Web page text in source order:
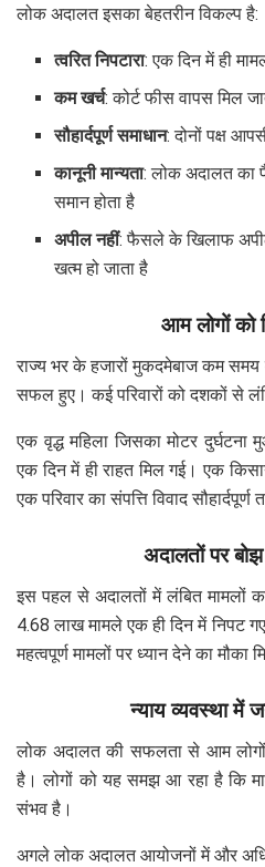
लोक अदालत इसका बेहतरीन विकल्प है:
त्वरित निपटारा: एक दिन में ही
कम खर्च: कोर्ट फीस वापस मिल
सौहार्दपूर्ण समाधान: दोनों पक्ष
कानूनी मान्यता: लोक अदालत का
समान होता है
अपील नहीं: फैसले के खिलाफ अपील
खत्म हो जाता है
आम लोगों को
राज्य भर के हजारों मुकदमेबाज कम समय
सफल हुए। कई परिवारों को दशकों से
एक वृद्ध महिला जिसका मोटर
एक दिन में ही राहत मिल गई। एक
एक परिवार का संपत्ति विवाद
अदालतों पर
इस पहल से अदालतों में लंबित मामलों
4.68 लाख मामले एक ही दिन में निपट
महत्वपूर्ण मामलों पर ध्यान देने का मौका
न्याय व्यवस्था में
लोक अदालत की सफलता से आम लोगों
है। लोगों को यह समझ आ रहा है कि
संभव है।
अगले लोक अदालत आयोजनों में और